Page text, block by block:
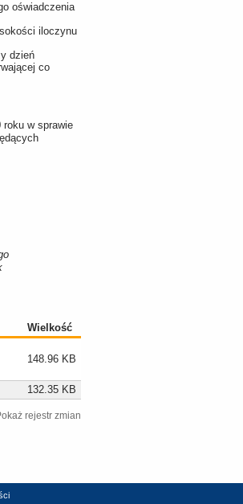
oświadczenia
iloczynu
dzień
co
roku w sprawie
Wielkość
148.96 KB
132.35 KB
rejestr zmian